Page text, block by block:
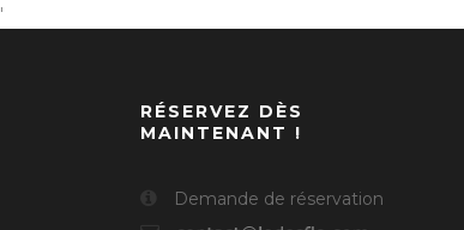
'
RÉSERVEZ DÈS
MAINTENANT !
Demande de réservation